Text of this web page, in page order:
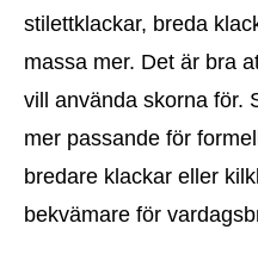
stilettklackar, breda
massa mer. Det är bra
vill använda skorna för.
mer passande för
bredare klackar eller
bekvämare för